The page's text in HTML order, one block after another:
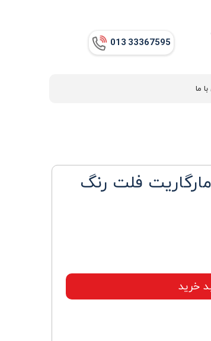
013​​​​​​​ 33367595
ما
فلت رنگ
خرید